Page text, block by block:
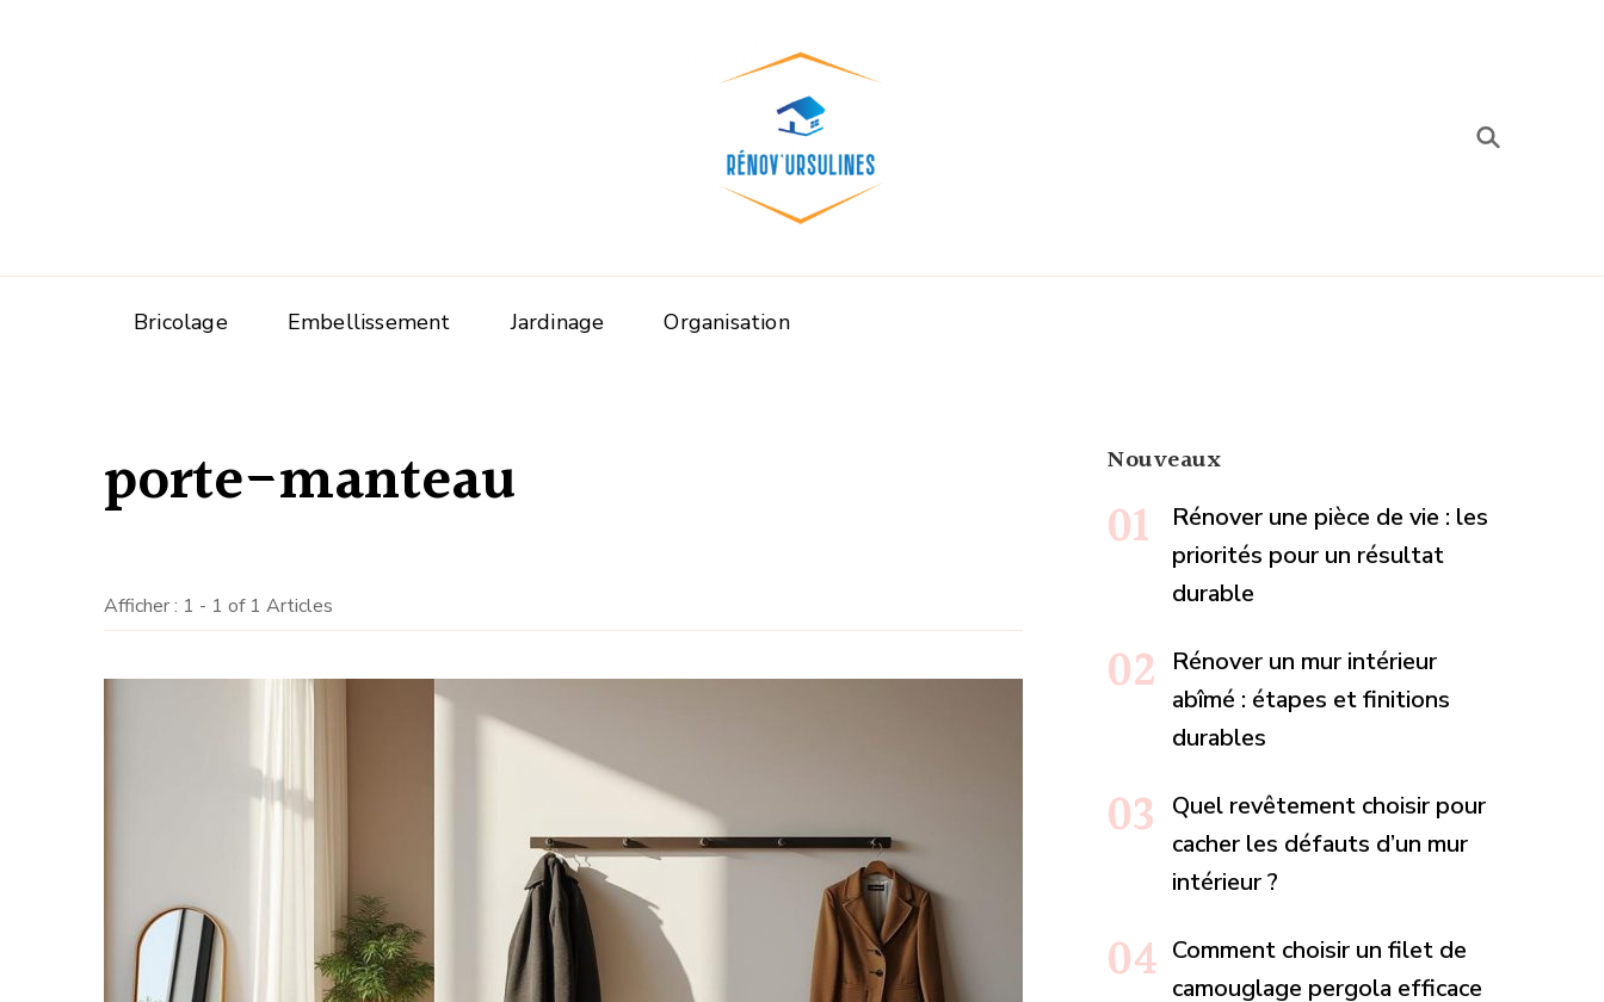
Rénov'ursulines
Bricolage Embellissement Jardinage Organisation
porte-manteau
Afficher : 1 - 1 of 1 Articles
Nouveaux
Rénover une pièce de vie : les
priorités pour un résultat
durable
Rénover un mur intérieur
abîmé : étapes et finitions
durables
Quel revêtement choisir pour
cacher les défauts d’un mur
intérieur ?
Comment choisir un filet de
camouglage pergola efficace